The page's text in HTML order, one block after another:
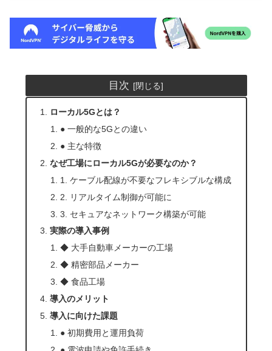
目次
ローカル5Gとは？
● 一般的な5Gとの違い
● 主な特徴
なぜ工場にローカル5Gが必要なのか？
1. ケーブル配線が不要なフレキシブルな構成
2. リアルタイム制御が可能に
3. セキュアなネットワーク構築が可能
実際の導入事例
◆ 大手自動車メーカーの工場
◆ 精密部品メーカー
◆ 食品工場
導入のメリット
導入に向けた課題
● 初期費用と運用負荷